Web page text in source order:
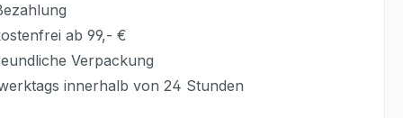
ab 99,- €
Verpackung
innerhalb von 24 Stunden